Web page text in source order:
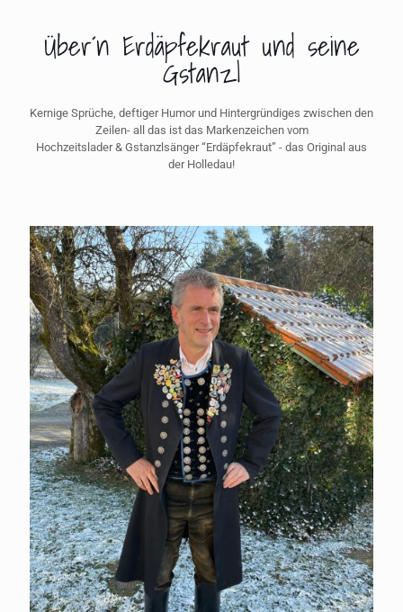
Über´n Erdäpfekraut und seine
Gstanzl
Kernige Sprüche, deftiger Humor und Hintergründiges zwischen den
Zeilen- all das ist das Markenzeichen vom
Hochzeitslader & Gstanzlsänger “Erdäpfekraut” - das Original aus
der Holledau!